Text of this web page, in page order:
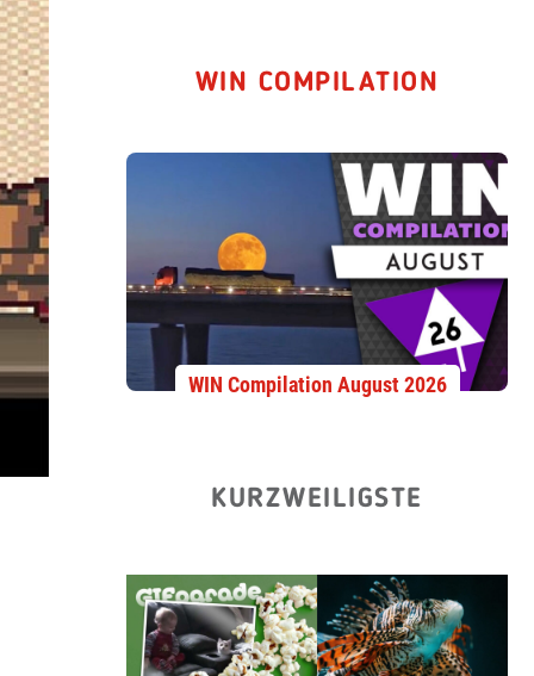
WIN COMPILATION
WIN Compilation August 2026
KURZWEILIGSTE